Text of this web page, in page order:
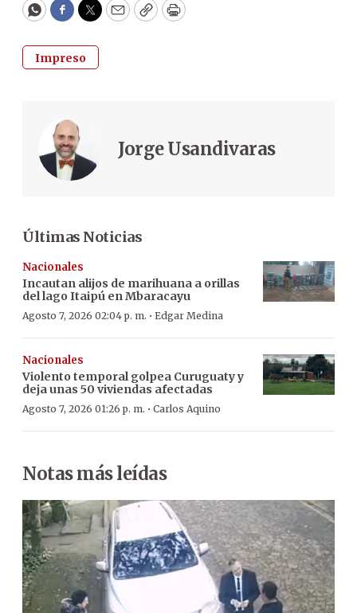
WhatsApp
Facebook
Twitter
EmailCopyPrint
Impreso
Jorge Usandivaras
Últimas Noticias
Nacionales
Incautan alijos de marihuana a orillas
del lago Itaipú en Mbaracayu
Agosto 7, 2026 02:04 p. m. · Edgar Medina
Nacionales
Violento temporal golpea Curuguaty y
deja unas 50 viviendas afectadas
Agosto 7, 2026 01:26 p. m. · Carlos Aquino
Notas más leídas